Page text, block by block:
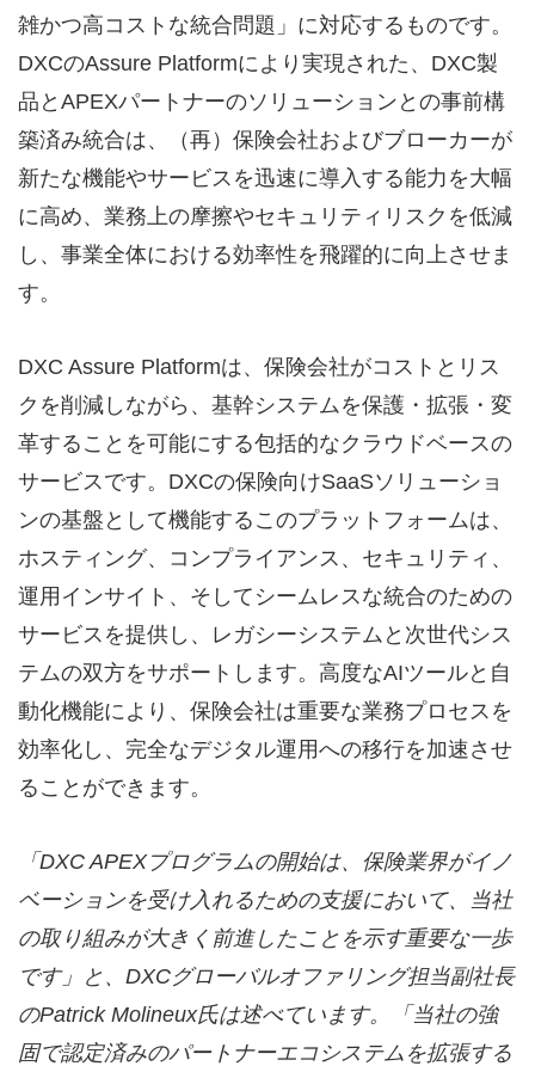
雑かつ高コストな統合問題」に対応するものです。
DXCのAssure Platformにより実現された、DXC製
品とAPEXパートナーのソリューションとの事前構
築済み統合は、（再）保険会社およびブローカーが
新たな機能やサービスを迅速に導入する能力を大幅
に高め、業務上の摩擦やセキュリティリスクを低減
し、事業全体における効率性を飛躍的に向上させま
す。
DXC Assure Platformは、保険会社がコストとリス
クを削減しながら、基幹システムを保護・拡張・変
革することを可能にする包括的なクラウドベースの
サービスです。DXCの保険向けSaaSソリューショ
ンの基盤として機能するこのプラットフォームは、
ホスティング、コンプライアンス、セキュリティ、
運用インサイト、そしてシームレスな統合のための
サービスを提供し、レガシーシステムと次世代シス
テムの双方をサポートします。高度なAIツールと自
動化機能により、保険会社は重要な業務プロセスを
効率化し、完全なデジタル運用への移行を加速させ
ることができます。
「DXC APEXプログラムの開始は、保険業界がイノ
ベーションを受け入れるための支援において、当社
の取り組みが大きく前進したことを示す重要な一歩
です」と、DXCグローバルオファリング担当副社長
のPatrick Molineux氏は述べています。「当社の強
固で認定済みのパートナーエコシステムを拡張する